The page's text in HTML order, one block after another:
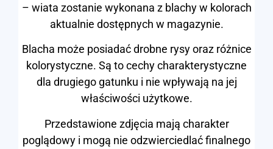
– wiata zostanie wykonana z blachy w kolorach
aktualnie dostępnych w magazynie.
Blacha może posiadać drobne rysy oraz różnice
kolorystyczne. Są to cechy charakterystyczne
dla drugiego gatunku i nie wpływają na jej
właściwości użytkowe.
Przedstawione zdjęcia mają charakter
poglądowy i mogą nie odzwierciedlać finalnego